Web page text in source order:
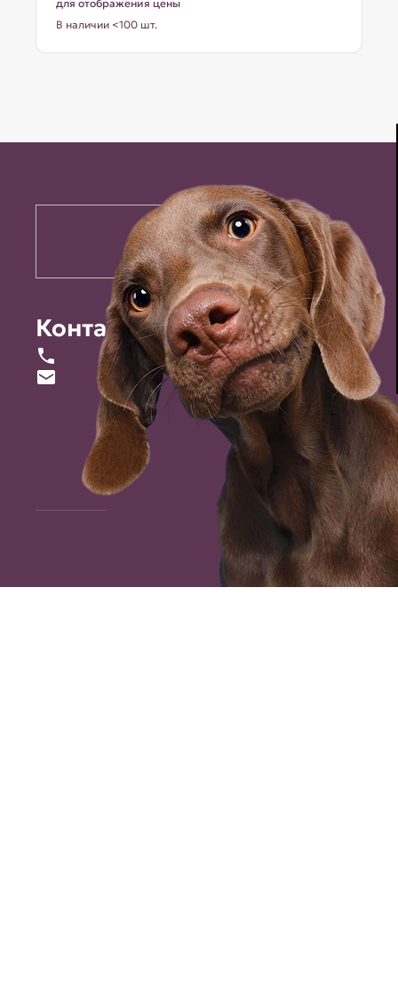
для отображения цены
В наличии <100 шт.
Контакты